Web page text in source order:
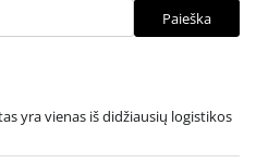
Paieška
yra vienas iš didžiausių logistikos